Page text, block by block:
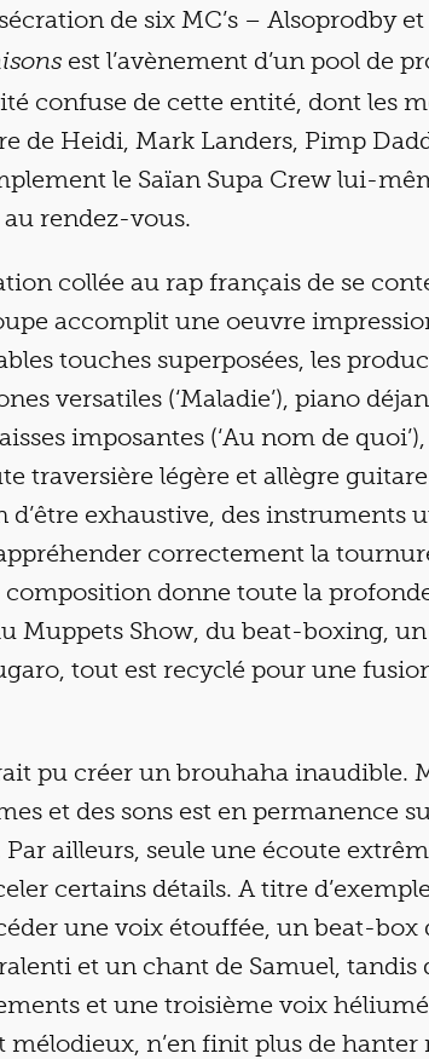
de six MC’s – Alsoprodby
est l’avènement d’un pool de
confuse de cette entité, dont les
de Heidi, Mark Landers, Pimp
le Saïan Supa Crew lui-
rendez-vous.
collée au rap français de se
accomplit une oeuvre
touches superposées, les
versatiles (‘Maladie’), piano
imposantes (‘Au nom de
traversière légère et allègre guitare
d’être exhaustive, des instruments
correctement la
donne toute la
Muppets Show, du beat-boxing,
tout est recyclé pour une
pu créer un brouhaha inaudible.
et des sons est en permanence
ailleurs, seule une écoute
certains détails. A titre
une voix étouffée, un beat-
et un chant de Samuel, tandis
et une troisième voix
mélodieux, n’en finit plus de hanter